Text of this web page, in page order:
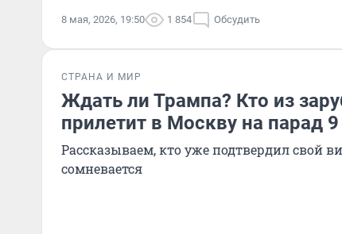
8 мая, 2026, 19:50 1 854 Обсудить
СТРАНА И МИР
Ждать ли Трампа? Кто из
прилетит в Москву на парад
Рассказываем, кто уже подтвердил свой
сомневается